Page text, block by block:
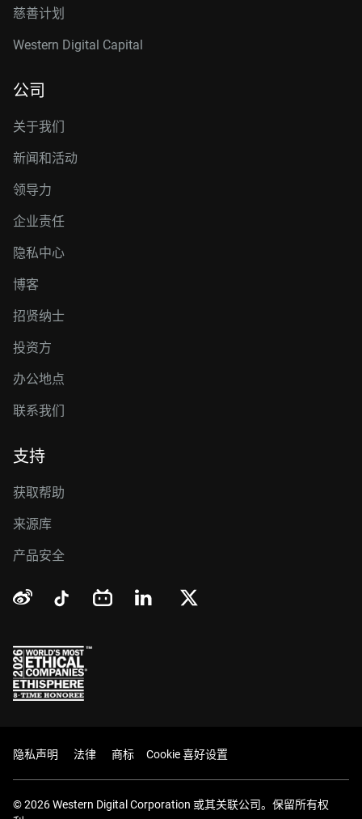
慈善计划
Western Digital Capital
公司
关于我们
新闻和活动
领导力
企业责任
隐私中心
博客
招贤纳士
投资方
办公地点
联系我们
支持
获取帮助
来源库
产品安全
隐私声明 法律 商标 Cookie 喜好设置
© 2026 Western Digital Corporation 或其关联公司。保留所有权